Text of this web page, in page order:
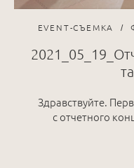
EVENT-СЪЕМКА
Здравствуйте.
с отчетного